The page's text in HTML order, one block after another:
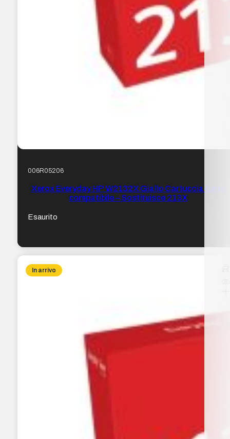
006R05206
Xerox Everyday HP W2132X Giallo Cartuccia toner
compatibile – Sostituisce 213X
Esaurito
In arrivo